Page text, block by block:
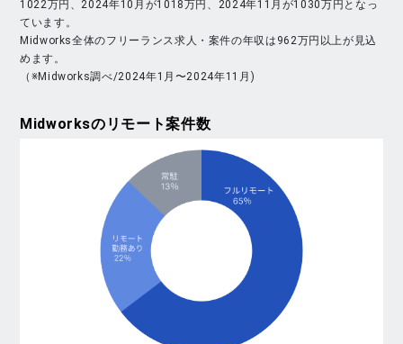
1022万円、2024年10月が1018万円、2024年11月が1030万円となっ
ています。
Midworks全体のフリーランス求人・案件の年収は962万円以上が見込
めます。
（※Midworks調べ/2024年1月〜2024年11月)
Midworksのリモート案件数